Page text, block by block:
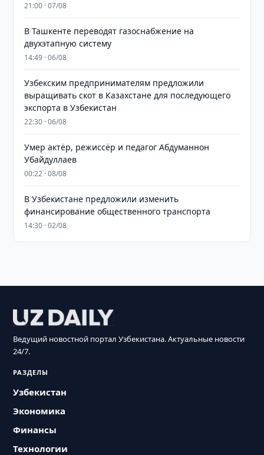
21:00 · 07/08
В Ташкенте переводят газоснабжение на
двухэтапную систему
14:49 · 06/08
Узбекским предпринимателям предложили
выращивать скот в Казахстане для последующего
экспорта в Узбекистан
22:30 · 06/08
Умер актёр, режиссёр и педагог Абдуманнон
Убайдуллаев
00:22 · 08/08
В Узбекистане предложили изменить
финансирование общественного транспорта
14:30 · 02/08
Ведущий новостной портал Узбекистана. Актуальные новости
24/7.
РАЗДЕЛЫ
Узбекистан
Экономика
Финансы
Технологии